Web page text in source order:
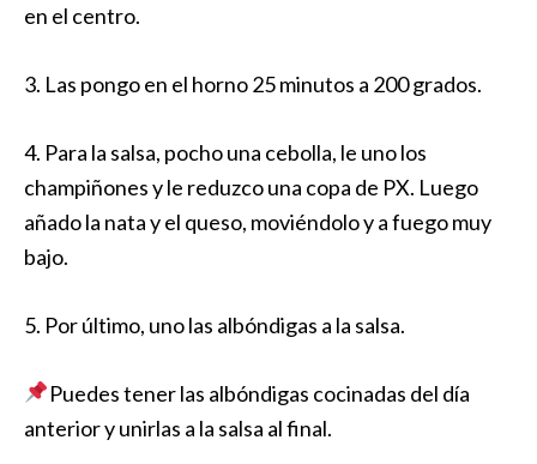
en el centro.
3. Las pongo en el horno 25 minutos a 200 grados.
4. Para la salsa, pocho una cebolla, le uno los
champiñones y le reduzco una copa de PX. Luego
añado la nata y el queso, moviéndolo y a fuego muy
bajo.
5. Por último, uno las albóndigas a la salsa.
Puedes tener las albóndigas cocinadas del día
anterior y unirlas a la salsa al final.